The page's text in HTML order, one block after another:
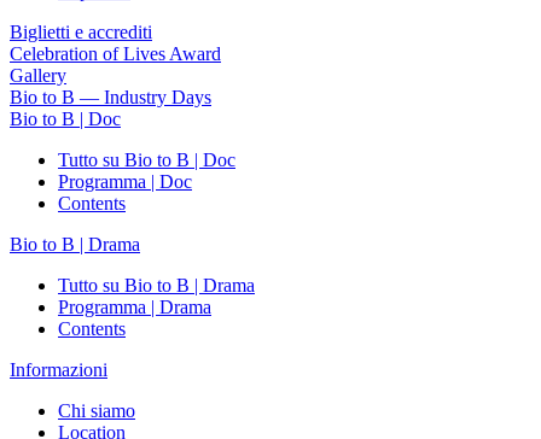
Biglietti e accrediti
Celebration of Lives Award
Gallery
Bio to B — Industry Days
Bio to B | Doc
Tutto su Bio to B | Doc
Programma | Doc
Contents
Bio to B | Drama
Tutto su Bio to B | Drama
Programma | Drama
Contents
Informazioni
Chi siamo
Location